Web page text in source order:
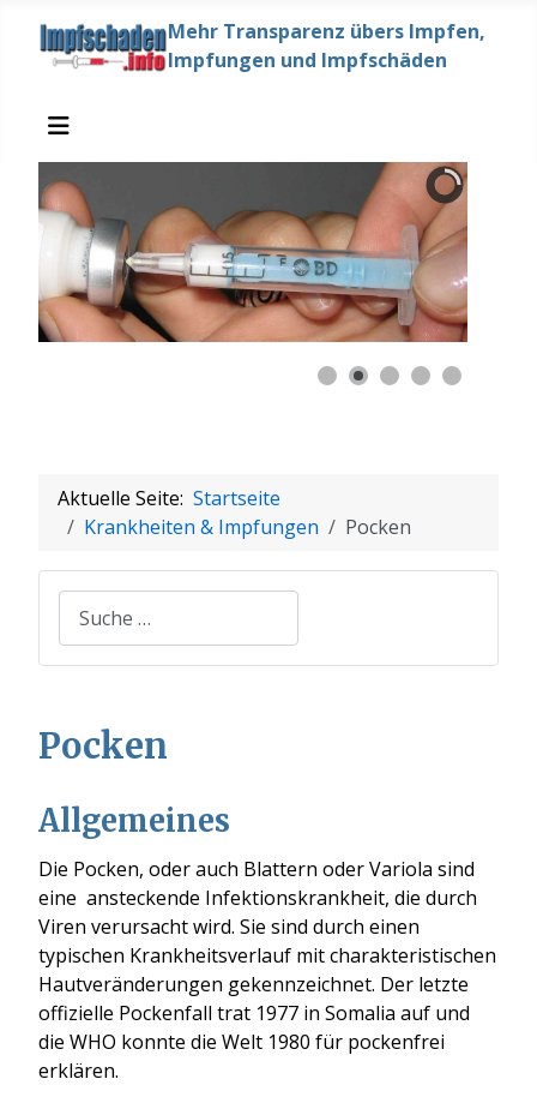
Mehr Transparenz übers Impfen,
Impfungen und Impfschäden
Aktuelle Seite: Startseite
Krankheiten & Impfungen
Pocken
Suchen
Pocken
Allgemeines
Die Pocken, oder auch Blattern oder Variola sind
eine ansteckende Infektionskrankheit, die durch
Viren verursacht wird. Sie sind durch einen
typischen Krankheitsverlauf mit charakteristischen
Hautveränderungen gekennzeichnet. Der letzte
offizielle Pockenfall trat 1977 in Somalia auf und
die WHO konnte die Welt 1980 für pockenfrei
erklären.